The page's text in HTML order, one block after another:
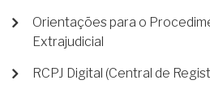
Orientações para o
Extrajudicial
RCPJ Digital (Central de